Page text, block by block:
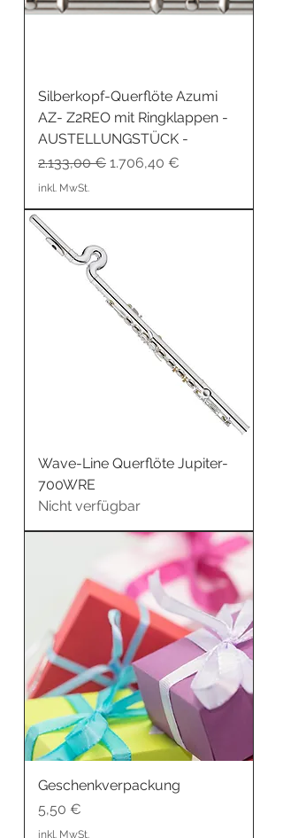
Silberkopf-Querflöte Azumi
AZ- Z2REO mit Ringklappen -
AUSTELLUNGSTÜCK -
Standardpreis
2.133,00 € Sale-Preis
1.706,40 €
inkl. MwSt.
Wave-Line Querflöte Jupiter-
700WRE
Nicht verfügbar
Geschenkverpackung
Preis
5,50 €
inkl. MwSt.